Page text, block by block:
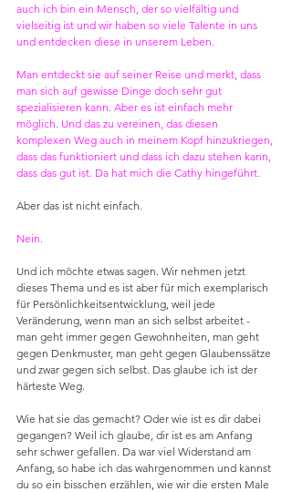
auch ich bin ein Mensch, der so vielfältig und
vielseitig ist und wir haben so viele Talente in uns
und entdecken diese in unserem Leben.
Man entdeckt sie auf seiner Reise und merkt, dass
man sich auf gewisse Dinge doch sehr gut
spezialisieren kann. Aber es ist einfach mehr
möglich. Und das zu vereinen, das diesen
komplexen Weg auch in meinem Kopf hinzukriegen,
dass das funktioniert und dass ich dazu stehen kann,
dass das gut ist. Da hat mich die Cathy hingeführt.
Aber das ist nicht einfach.
Nein.
Und ich möchte etwas sagen. Wir nehmen jetzt
dieses Thema und es ist aber für mich exemplarisch
für Persönlichkeitsentwicklung, weil jede
Veränderung, wenn man an sich selbst arbeitet -
man geht immer gegen Gewohnheiten, man geht
gegen Denkmuster, man geht gegen Glaubenssätze
und zwar gegen sich selbst. Das glaube ich ist der
härteste Weg.
Wie hat sie das gemacht? Oder wie ist es dir dabei
gegangen? Weil ich glaube, dir ist es am Anfang
sehr schwer gefallen. Da war viel Widerstand am
Anfang, so habe ich das wahrgenommen und kannst
du so ein bisschen erzählen, wie wir die ersten Male